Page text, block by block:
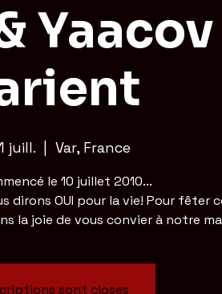
juill. Var, France
le 10 juillet 2010...
dirons OUI pour la vie! Pour fêter
la joie de vous convier à notre
sont closes